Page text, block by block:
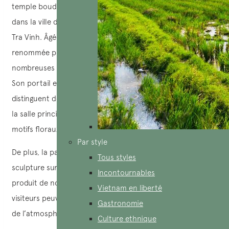
Par style
Tous styles
Incontournables
Vietnam en liberté
Gastronomie
Culture ethnique
temple bouddhiste primitif selon la tradition khmère, situé
dans la ville de Chau Thanh, à plus de 5 km du centre de
Tra Vinh. Âgée de plus de 300 ans, la pagode Hang est
renommée pour son architecture unique et renferme de
nombreuses valeurs historiques et religieuses profondes.
Son portail en forme de grotte et son toit voûté la
distinguent des autres temples. À l’intérieur de la pagode,
la salle principale est spacieuse et richement décorée de
motifs floraux et de sculptures.
De plus, la pagode Hang est célèbre pour son atelier de
sculpture sur bois en activité depuis près de 30 ans, qui a
produit de nombreuses œuvres de différentes tailles. Les
visiteurs peuvent venir ici pour admirer, méditer et profiter
de l’atmosphère paisible et sereine qui règne en ces lieux.